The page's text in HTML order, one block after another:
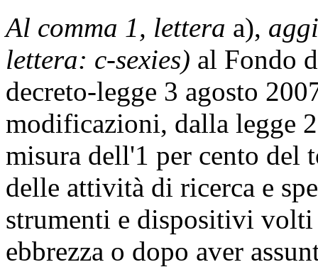
Al comma 1, lettera a),
lettera: c-sexies) al Fondo
decreto-legge 3 agosto
modificazioni, dalla legge
misura dell'1 per cento del
delle attività di ricerca e
strumenti e dispositivi volti
ebbrezza o dopo aver